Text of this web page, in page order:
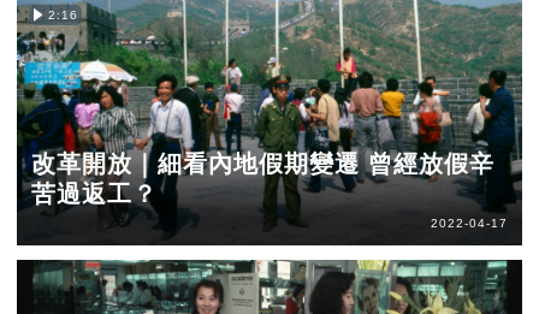
2:16
改革開放｜細看內地假期變遷 曾經放假辛
苦過返工？
2022-04-17